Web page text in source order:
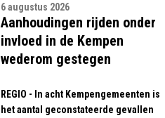
6 augustus 2026
Aanhoudingen rijden onder
invloed in de Kempen
wederom gestegen
REGIO - In acht Kempengemeenten is
het aantal geconstateerde gevallen